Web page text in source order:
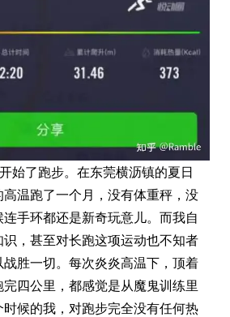
始了跑步。在东莞横沥镇的夏日
温跑了一个月，没有体重秤，没
手环都还是新奇玩意儿。而我自
，甚至对长跑这项运动也不知者
胜一切。每次炎炎高温下，顶着
四公里，都感觉是从魔鬼训练里
候的我，对跑步完全没有任何热